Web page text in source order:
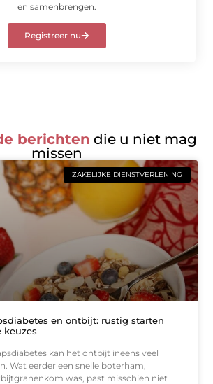
en samenbrengen.
Registreer nu
berichten die u niet mag
missen
ZAKELIJKE DIENSTVERLENING
en ontbijt: rustig starten
kan het ontbijt ineens veel
Wat eerder een snelle boterham,
was, past misschien niet